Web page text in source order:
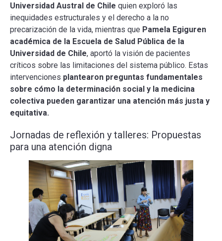
Universidad Austral de Chile quien exploró las
inequidades estructurales y el derecho a la no
precarización de la vida, mientras que Pamela Egiguren
académica de la Escuela de Salud Pública de la
Universidad de Chile, aportó la visión de pacientes
críticos sobre las limitaciones del sistema público. Estas
intervenciones plantearon preguntas fundamentales
sobre cómo la determinación social y la medicina
colectiva pueden garantizar una atención más justa y
equitativa.
Jornadas de reflexión y talleres: Propuestas
para una atención digna